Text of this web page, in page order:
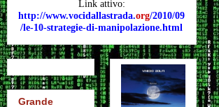
Link attivo:
http://www.vocidallastrada.org/2010/09
/le-10-strategie-di-manipolazione.html
Grande